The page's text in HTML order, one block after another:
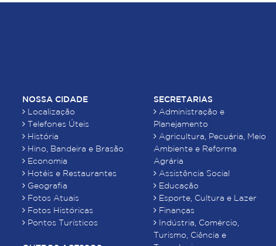
NOSSA CIDADE
Localização
Telefones Úteis
História
Hino, Bandeira e Brasão
Economia
Hotéis e Restaurantes
Geografia
Fotos Atuais
Fotos Históricas
Pontos Turísticos
SECRETARIAS
Administração e
Planejamento
Agricultura, Pecuária, Meio
Ambiente e Reforma
Agrária
Assistência Social
Educação
Esporte, Cultura e Lazer
Finanças
Indústria, Comércio,
Turismo, Ciência e